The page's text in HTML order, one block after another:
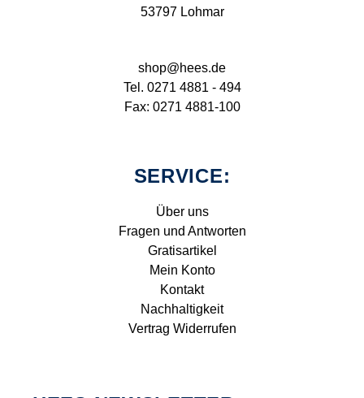
53797 Lohmar
shop@hees.de
Tel. 0271 4881 - 494
Fax: 0271 4881-100
SERVICE:
Über uns
Fragen und Antworten
Gratisartikel
Mein Konto
Kontakt
Nachhaltigkeit
Vertrag Widerrufen